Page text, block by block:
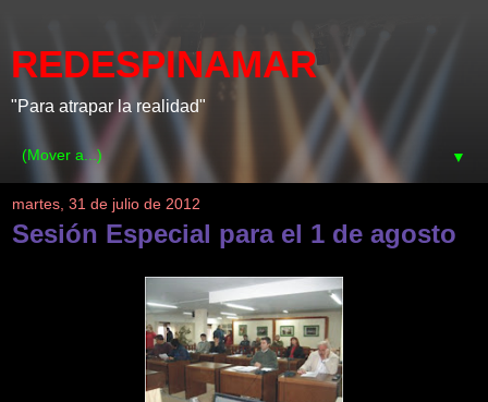
REDESPINAMAR
"Para atrapar la realidad"
▼
martes, 31 de julio de 2012
Sesión Especial para el 1 de agosto